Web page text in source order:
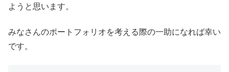
ようと思います。
みなさんのポートフォリオを考える際の一助になれば幸い
です。